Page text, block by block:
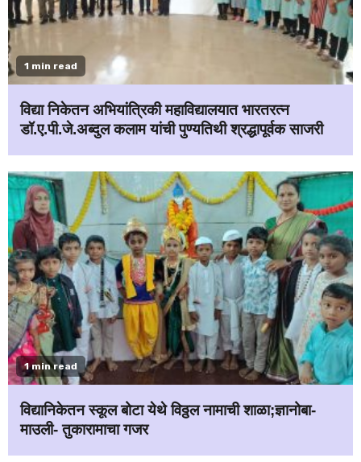
1 min read
विद्या निकेतन अभियांत्रिकी महाविद्यालयात भारतरत्न
डॉ.ए.पी.जे.अब्दुल कलाम यांची पुण्यतिथी श्रद्धापूर्वक साजरी
1 min read
विद्यानिकेतन स्कूल बोटा येथे विठ्ठल नामाची शाळा;ज्ञानोबा-
माउली- तुकारामाचा गजर